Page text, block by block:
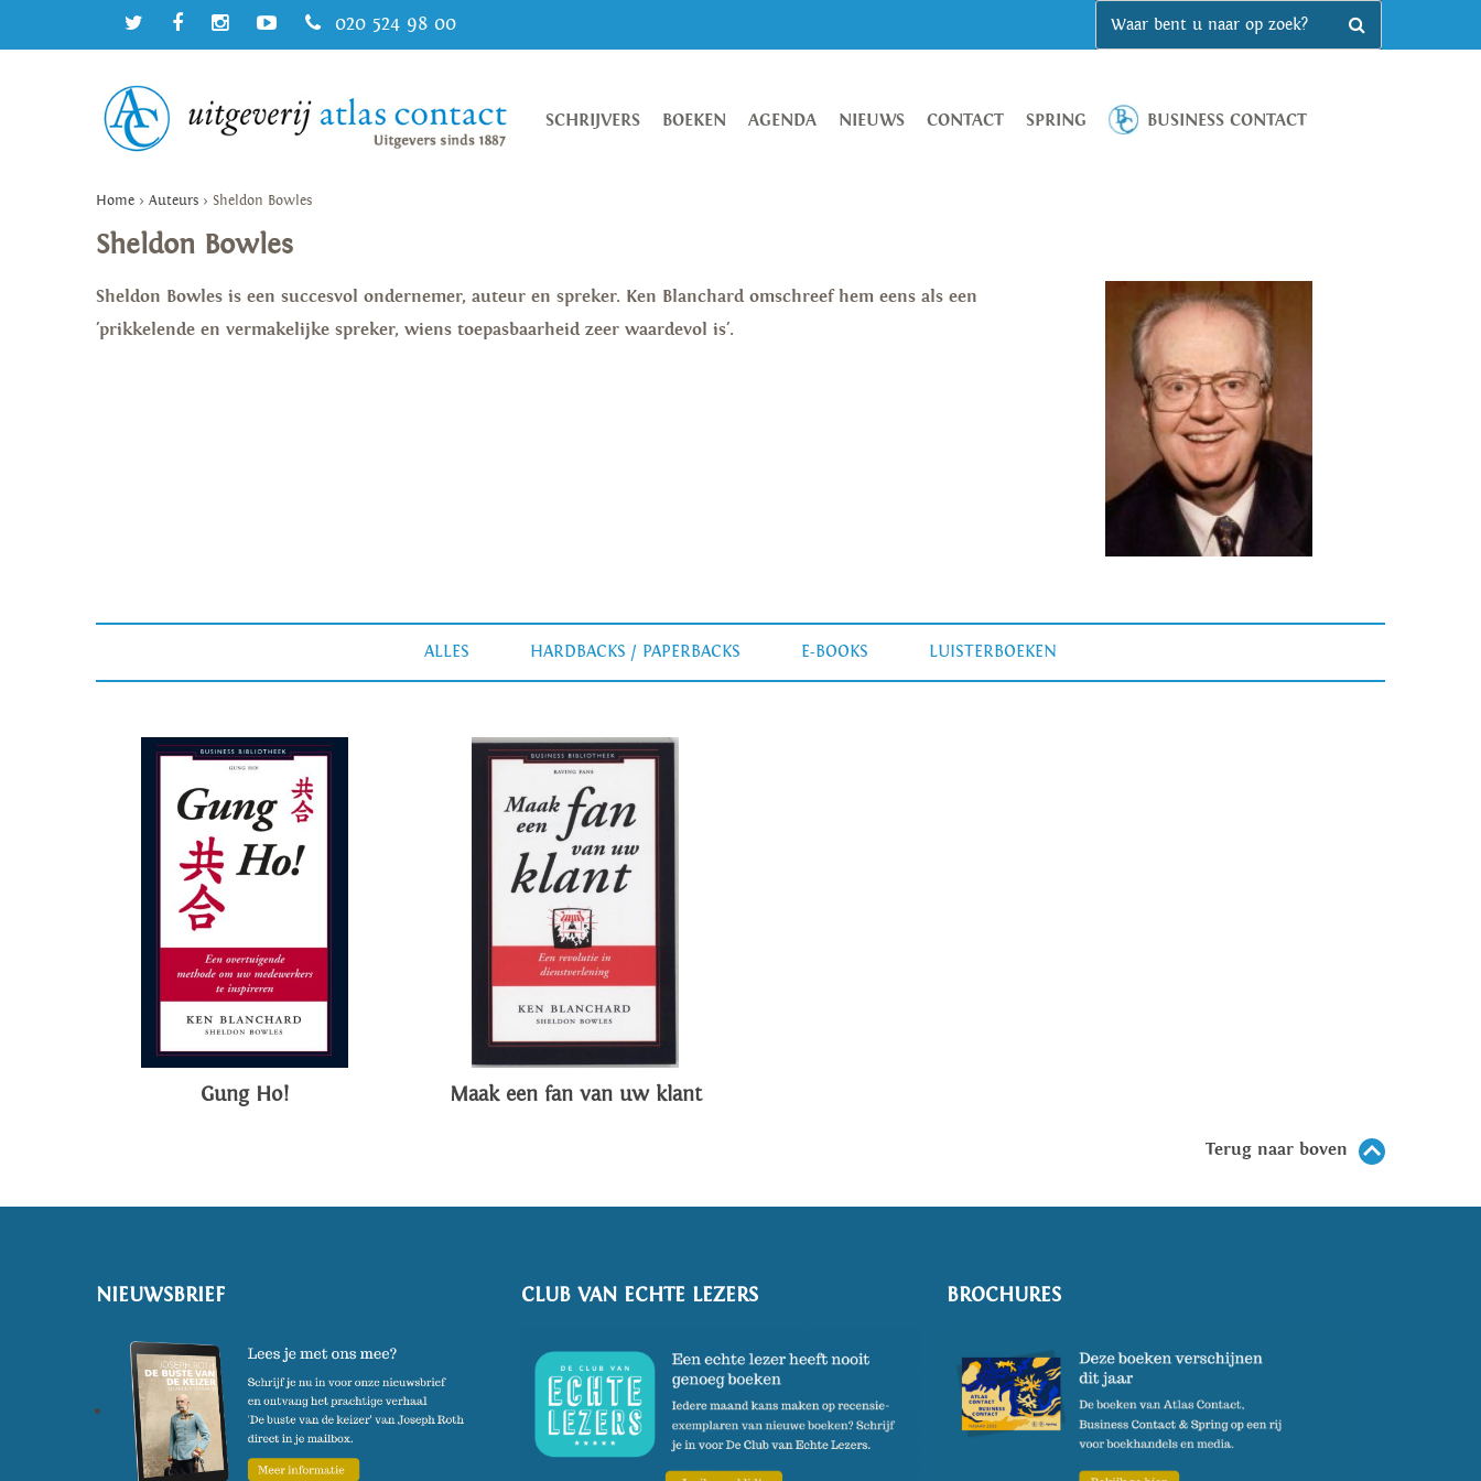
020 524 98 00
SCHRIJVERS BOEKEN AGENDA NIEUWS CONTACT SPRING BUSINESS CONTACT
Home > Auteurs > Sheldon Bowles
Sheldon Bowles
Sheldon Bowles is een succesvol ondernemer, auteur en spreker. Ken Blanchard omschreef hem eens als een
'prikkelende en vermakelijke spreker, wiens toepasbaarheid zeer waardevol is'.
ALLES HARDBACKS / PAPERBACKS E-BOOKS LUISTERBOEKEN
Gung Ho! Maak een fan van uw klant
Terug naar boven
NIEUWSBRIEF CLUB VAN ECHTE LEZERS BROCHURES